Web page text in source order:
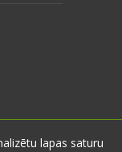
lapas saturu